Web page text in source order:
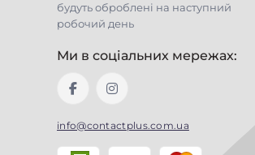
будуть оброблені на наступний
робочий день
Ми в соціальних мережах:
info@contactplus.com.ua